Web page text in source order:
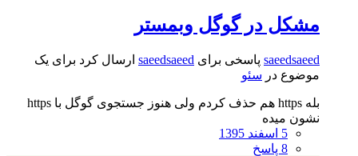
مشکل در گوگل وبمستر
saeedsaeed پاسخی برای saeedsaeed ارسال کرد برای یک
موضوع در سئو
بله https هم حذف کردم ولی هنوز جستجوی گوگل با https
نشون میده
5 اسفند 1395
8 پاسخ